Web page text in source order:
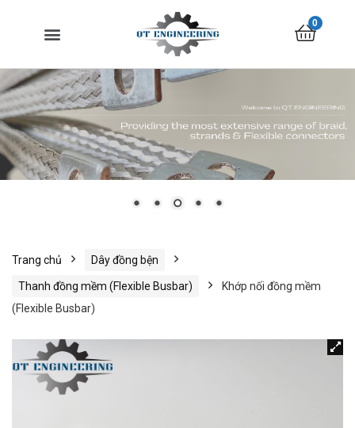
0
Trang chủ Dây đồng bện
Thanh đồng mềm (Flexible Busbar)
Khớp nối đồng mềm
(Flexible Busbar)